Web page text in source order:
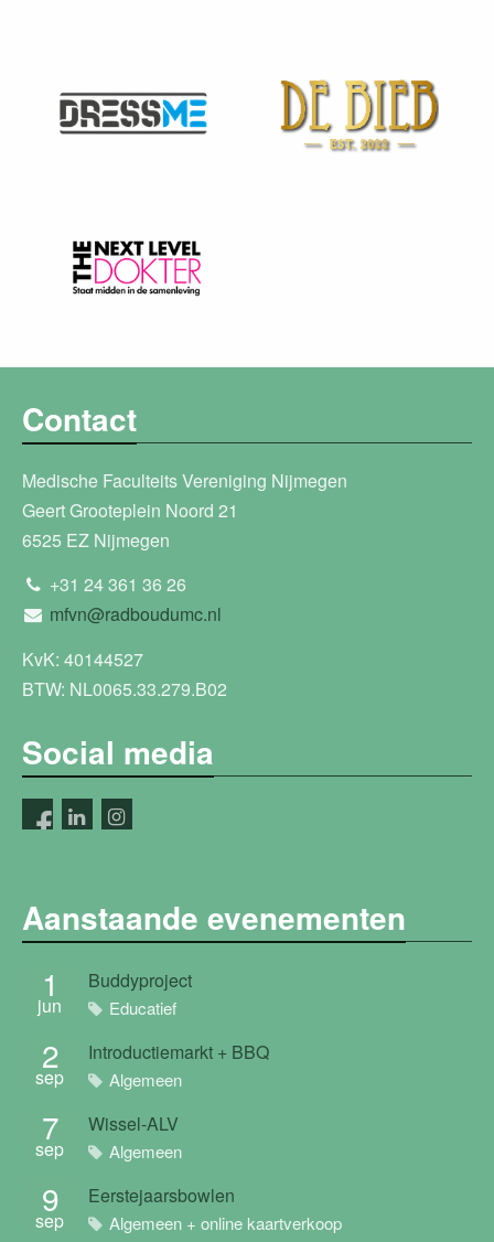
Contact
Medische Faculteits Vereniging Nijmegen
Geert Grooteplein Noord 21
6525 EZ Nijmegen
+31 24 361 36 26
mfvn@radboudumc.nl
KvK: 40144527
BTW: NL0065.33.279.B02
Social media
Aanstaande evenementen
1
jun
Buddyproject
Educatief
2
sep
Introductiemarkt + BBQ
Algemeen
7
sep
Wissel-ALV
Algemeen
9
sep
Eerstejaarsbowlen
Algemeen + online kaartverkoop